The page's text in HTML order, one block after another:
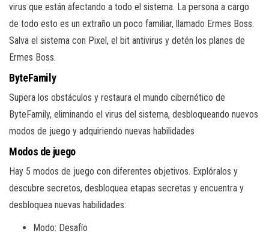
virus que están afectando a todo el sistema. La persona a cargo
de todo esto es un extraño un poco familiar, llamado Ermes Boss.
Salva el sistema con Pixel, el bit antivirus y detén los planes de
Ermes Boss.
ByteFamily
Supera los obstáculos y restaura el mundo cibernético de
ByteFamily, eliminando el virus del sistema, desbloqueando nuevos
modos de juego y adquiriendo nuevas habilidades
Modos de juego
Hay 5 modos de juego con diferentes objetivos. Explóralos y
descubre secretos, desbloquea etapas secretas y encuentra y
desbloquea nuevas habilidades:
Modo: Desafío